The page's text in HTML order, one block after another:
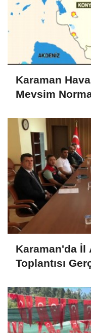
Karaman
Mevsim
Karaman'da İl
Toplantısı